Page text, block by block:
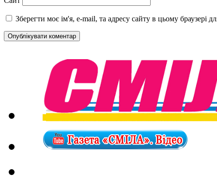
Зберегти моє ім'я, e-mail, та адресу сайту в цьому браузері